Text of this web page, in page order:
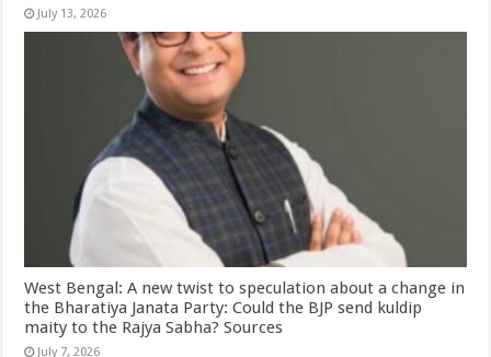
July 13, 2026
West Bengal: A new twist to speculation about a change in
the Bharatiya Janata Party: Could the BJP send kuldip
maity to the Rajya Sabha? Sources
July 7, 2026